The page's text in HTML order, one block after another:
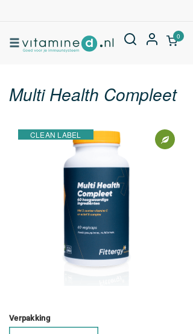
0
Multi Health Compleet
CLEAN LABEL
Verpakking